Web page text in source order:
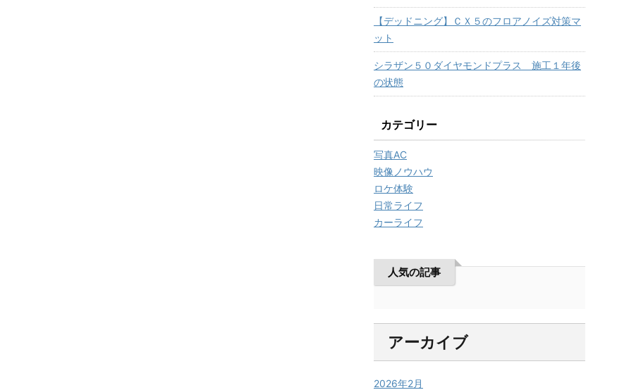
【デッドニング】ＣＸ５のフロアノイズ対策マ
ット
シラザン５０ダイヤモンドプラス 施工１年後
の状態
カテゴリー
写真AC
映像ノウハウ
ロケ体験
日常ライフ
カーライフ
人気の記事
アーカイブ
2026年2月